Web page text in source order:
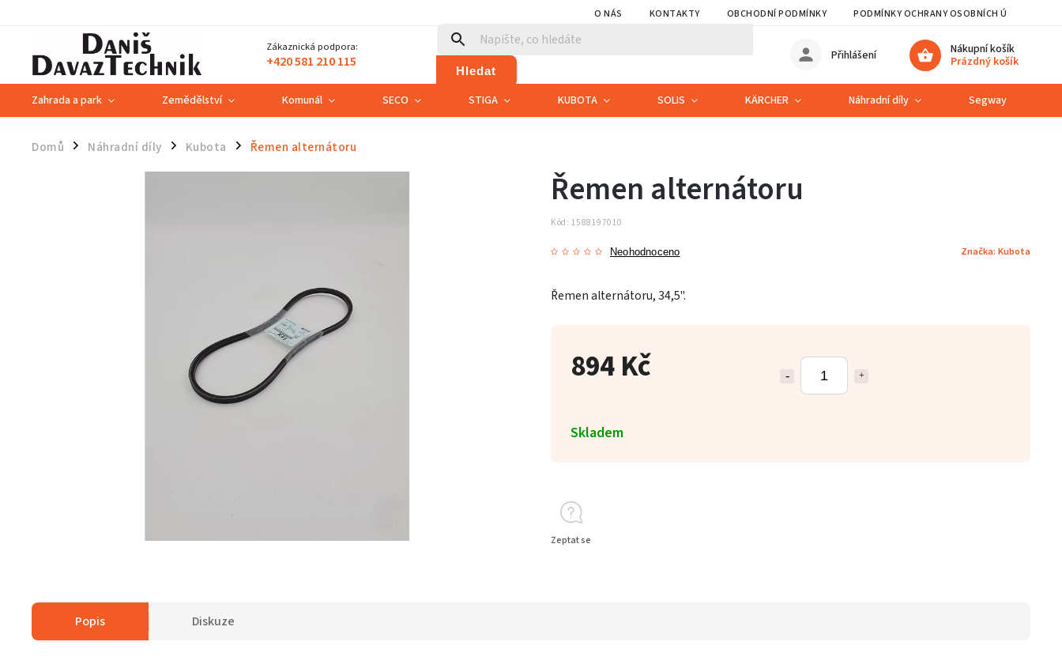
O NÁS KONTAKTY OBCHODNÍ PODMÍNKY PODMÍNKY OCHRANY OSOBNÍCH ÚDAJŮ
Zákaznická podpora:
+420 581 210 115 Hledat
Nákupní košík
Prázdný košík
Přihlášení
Zahrada a park Zemědělství Komunál SECO STIGA KUBOTA SOLIS KÄRCHER Náhradní díly Segway
Domů / Náhradní díly / Kubota / Řemen alternátoru
894 Kč
Skladem
Řemen alternátoru
Kód: 1588197010
Neohodnoceno Značka: Kubota
Řemen alternátoru, 34,5".
Zeptat se
Popis Diskuze